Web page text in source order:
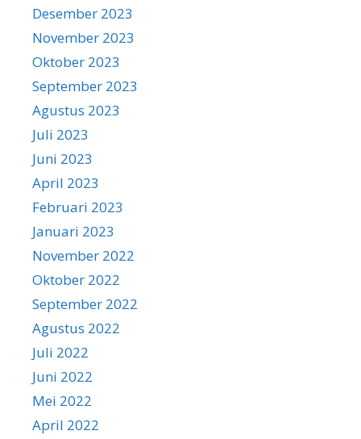
Desember 2023
November 2023
Oktober 2023
September 2023
Agustus 2023
Juli 2023
Juni 2023
April 2023
Februari 2023
Januari 2023
November 2022
Oktober 2022
September 2022
Agustus 2022
Juli 2022
Juni 2022
Mei 2022
April 2022